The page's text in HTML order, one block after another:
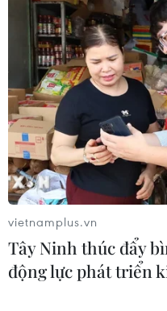
vietnamplus.vn
Tây Ninh thúc đẩy
động lực phát triển